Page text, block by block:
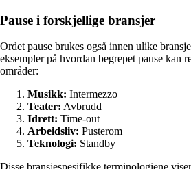
Pause i forskjellige bransjer
Ordet pause brukes også innen ulike
eksempler på hvordan begrepet pause kan
områder:
Musikk: Intermezzo
Teater: Avbrudd
Idrett: Time-out
Arbeidsliv: Pusterom
Teknologi: Standby